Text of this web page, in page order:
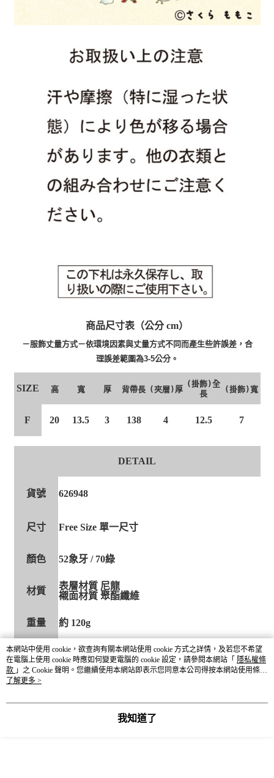
商品尺寸表（公分 cm）
－服飾丈量方式－依環境因素與丈量方式不同而產生些許誤差，合
理誤差範圍為3-5公分。
SIZE 高 寬 厚 背帶長 (夾層)厚
(掛飾)全
長
(掛飾)寬
F 20 13.5 3 138 4 12.5 7
DETAIL
貨號 626948
尺寸 Free Size 單一尺寸
顏色 52象牙 / 70綠
材質
表層材質 尼龍
襯面材質 聚酯纖維
重量 約 120g
產地 CHINA
本網站中使用 cookie，欲查詢有關本網站使用 cookie 方式之詳情，及若您不希望
在電腦上使用 cookie 時應如何變更電腦的 cookie 設定，請參閱本網站「 隱私權條
款 」之 Cookie 聲明。您繼續使用本網站即表示您同意本公司得按本網站使用條款
之 Cookie 聲明使用 cookie。
了解更多 >
我知道了